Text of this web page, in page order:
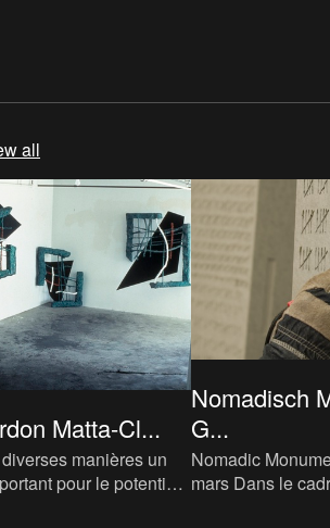
all
Matta-Cl...
manières un
pour le potentiel
Nomadisch
G...
Nomadic
mars Dans le cadre de l’exposition